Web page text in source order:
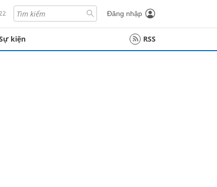
Đăng nhập
kiện RSS